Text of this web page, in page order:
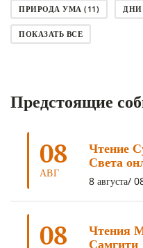
ПРИРОДА УМА (11)
СОВЕТ(10)
АНАЛИТИЧЕСКАЯ
ТРИ ОСНОВЫ ПУТИ(5)
ОЧИСТИТЕЛЬНЫЕ
УМ И ЕГО ПОТЕНЦИАЛ
ОТРЕЧЕНИЕ
ПОДНОШЕНИЯ (4)
ПОКАЗАТЬ ВСЕ
Предстоящие
08
АВГ
Чтение
Света
8 августа/
08
Чтения
Самгити